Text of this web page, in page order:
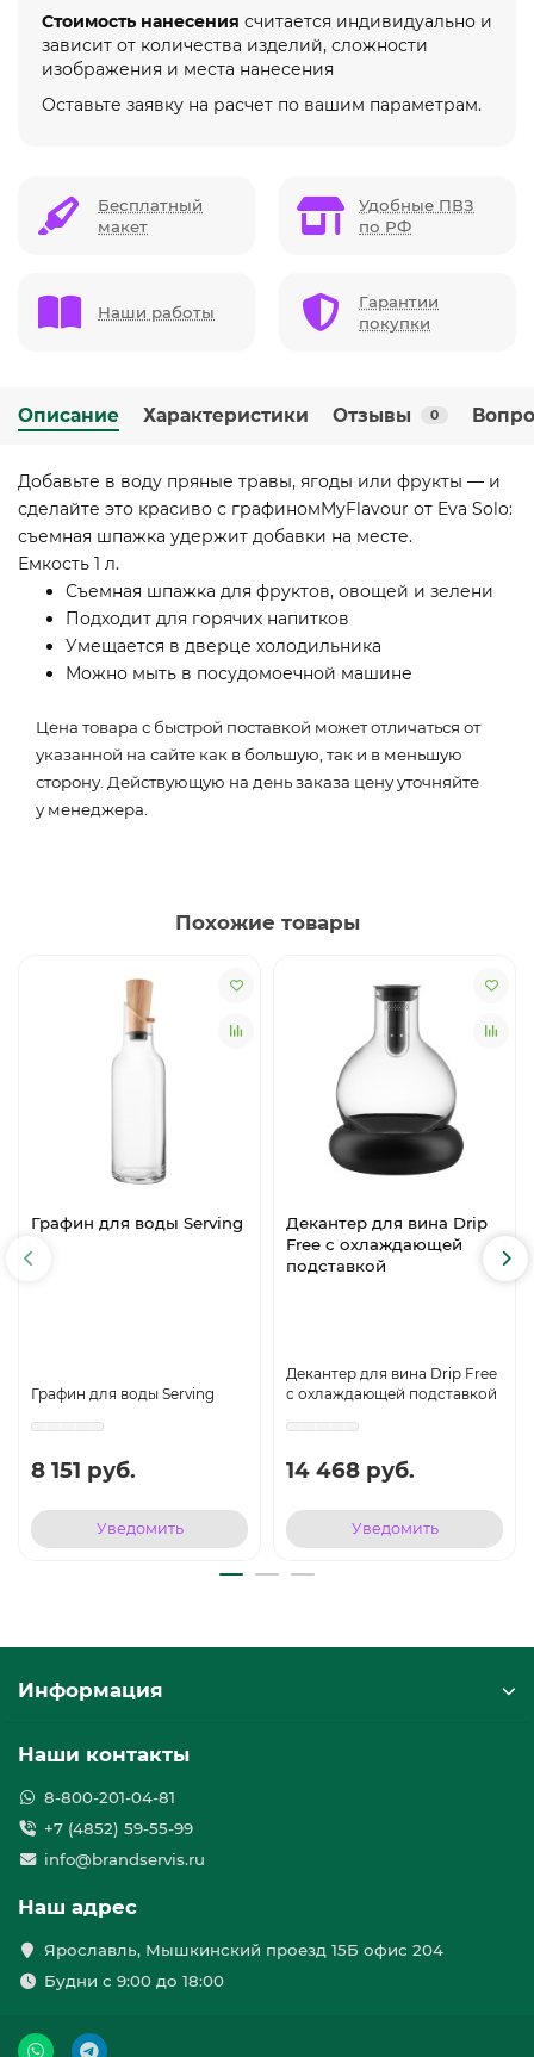
Стоимость нанесения считается индивидуально и
зависит от количества изделий, сложности
изображения и места нанесения
Оставьте заявку на расчет по вашим параметрам.
Бесплатный
макет
Удобные ПВЗ
по РФ
Наши работы
Гарантии
покупки
Описание Характеристики Отзывы 0
Добавьте в воду пряные травы, ягоды или фрукты — и
сделайте это красиво с графиномMyFlavour от Eva Solo:
съемная шпажка удержит добавки на месте.
Емкость 1 л.
Съемная шпажка для фруктов, овощей и зелени
Подходит для горячих напитков
Умещается в дверце холодильника
Можно мыть в посудомоечной машине
Цена товара с быстрой поставкой может отличаться от
указанной на сайте как в большую, так и в меньшую
сторону. Действующую на день заказа цену уточняйте
у менеджера.
Похожие товары
Графин для воды Serving
Графин для воды Serving
8 151 руб.
Уведомить
Декантер для вина Drip
Free с охлаждающей
подставкой
Декантер для вина Drip Free
с охлаждающей подставкой
14 468 руб.
Уведомить
Информация
Наши контакты
8-800-201-04-81
+7 (4852) 59-55-99
info@brandservis.ru
Наш адрес
Ярославль, Мышкинский проезд 15Б офис 204
Будни с 9:00 до 18:00